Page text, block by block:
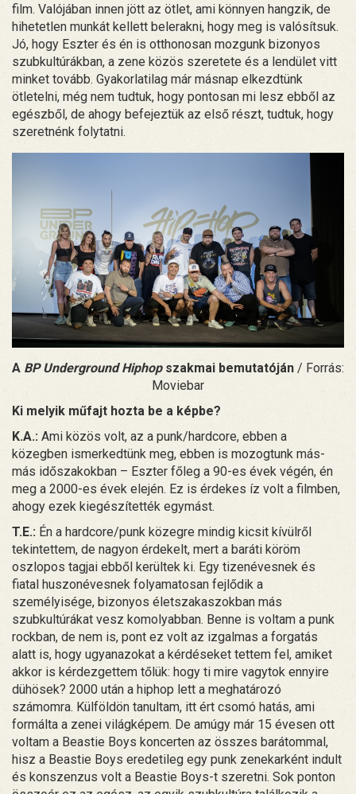
film. Valójában innen jött az ötlet, ami könnyen hangzik, de
hihetetlen munkát kellett belerakni, hogy meg is valósítsuk.
Jó, hogy Eszter és én is otthonosan mozgunk bizonyos
szubkultúrákban, a zene közös szeretete és a lendület vitt
minket tovább. Gyakorlatilag már másnap elkezdtünk
ötletelni, még nem tudtuk, hogy pontosan mi lesz ebből az
egészből, de ahogy befejeztük az első részt, tudtuk, hogy
szeretnénk folytatni.
A BP Underground Hiphopszakmai bemutatóján / Forrás:
Moviebar
Ki melyik műfajt hozta be a képbe?
K.A.: Ami közös volt, az a punk/hardcore, ebben a
közegben ismerkedtünk meg, ebben is mozogtunk más-
más időszakokban – Eszter főleg a 90-es évek végén, én
meg a 2000-es évek elején. Ez is érdekes íz volt a filmben,
ahogy ezek kiegészítették egymást.
T.E.: Én a hardcore/punk közegre mindig kicsit kívülről
tekintettem, de nagyon érdekelt, mert a baráti köröm
oszlopos tagjai ebből kerültek ki. Egy tizenévesnek és
fiatal huszonévesnek folyamatosan fejlődik a
személyisége, bizonyos életszakaszokban más
szubkultúrákat vesz komolyabban. Benne is voltam a punk
rockban, de nem is, pont ez volt az izgalmas a forgatás
alatt is, hogy ugyanazokat a kérdéseket tettem fel, amiket
akkor is kérdezgettem tőlük: hogy ti mire vagytok ennyire
dühösek? 2000 után a hiphop lett a meghatározó
számomra. Külföldön tanultam, itt ért csomó hatás, ami
formálta a zenei világképem. De amúgy már 15 évesen ott
voltam a Beastie Boys koncerten az összes barátommal,
hisz a Beastie Boys eredetileg egy punk zenekarként indult
és konszenzus volt a Beastie Boys-t szeretni. Sok ponton